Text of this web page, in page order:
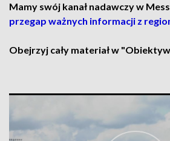
Mamy swój kanał nadawczy w
przegap ważnych informacji z
Obejrzyj cały materiał w